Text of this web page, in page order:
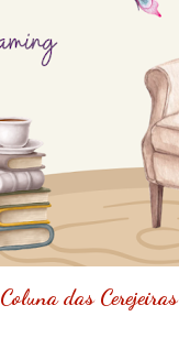
Coluna das Cerejeiras